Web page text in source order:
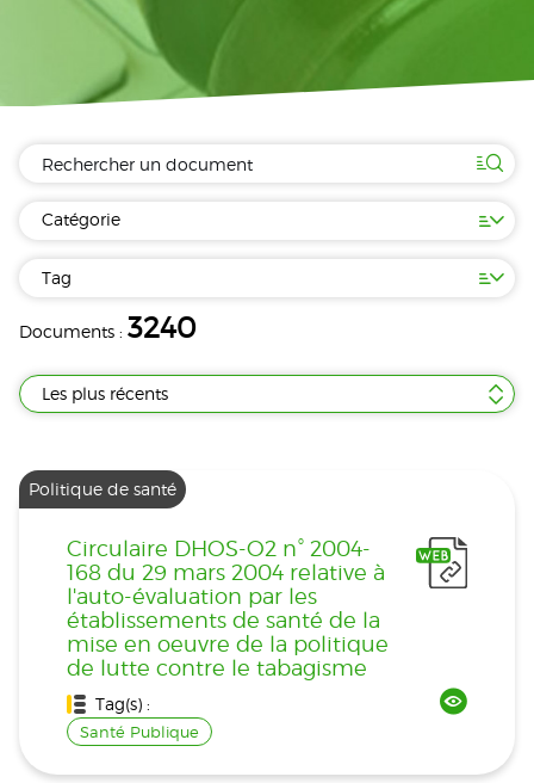
Catégorie
Tag
Documents : 3240
Les plus récents
Politique de santé
Circulaire DHOS-O2 n° 2004-
168 du 29 mars 2004 relative à
l'auto-évaluation par les
établissements de santé de la
mise en oeuvre de la politique
de lutte contre le tabagisme
Tag(s) :
Santé Publique